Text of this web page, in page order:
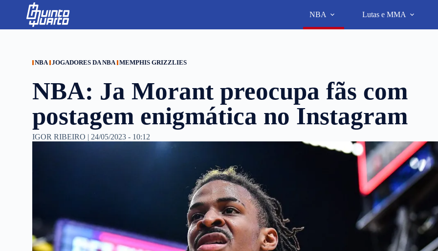
p
NBA Lutas e MMA
NBA JOGADORES DA NBA MEMPHIS GRIZZLIES
NBA: Ja Morant preocupa fãs com
postagem enigmática no Instagram
IGOR RIBEIRO | 24/05/2023 - 10:12